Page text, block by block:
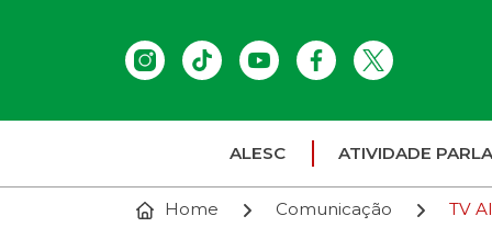
ALESC ATIVIDADE
Home Comunicação TV